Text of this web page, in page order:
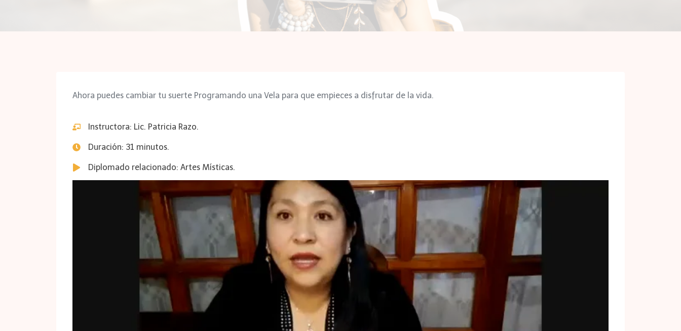
Ahora puedes cambiar tu suerte Programando una Vela para que empieces a disfrutar de la vida.
Instructora: Lic. Patricia Razo.
Duración: 31 minutos.
Diplomado relacionado: Artes Místicas.